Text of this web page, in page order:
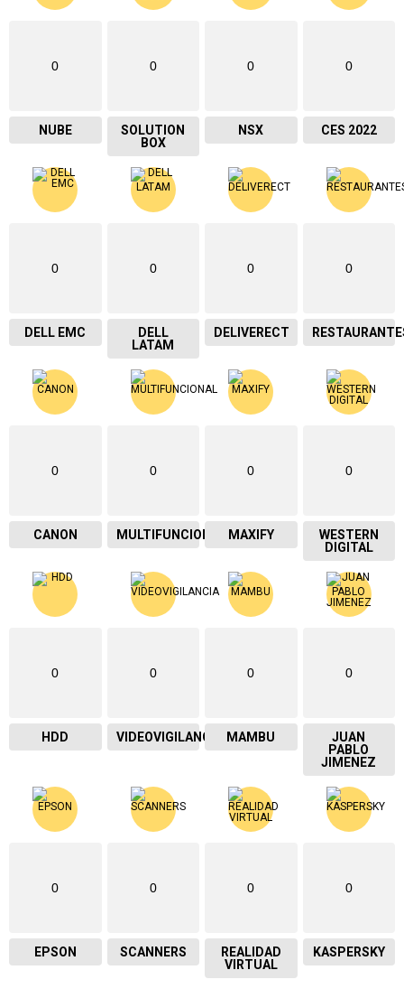
0
NUBE
0
SOLUTION
BOX
0
NSX
0
CES 2022
0
DELL EMC
0
DELL
LATAM
0
DELIVERECT
0
0
CANON
0
MULTIFUNCIONAL
0
MAXIFY
0
WESTERN
DIGITAL
0
HDD
0
VIDEOVIGILANCIA
0
MAMBU
0
JUAN
PABLO
JIMENEZ
0
EPSON
0
SCANNERS
0
REALIDAD
VIRTUAL
0
KASPERSKY